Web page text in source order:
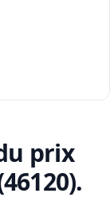
prix
.